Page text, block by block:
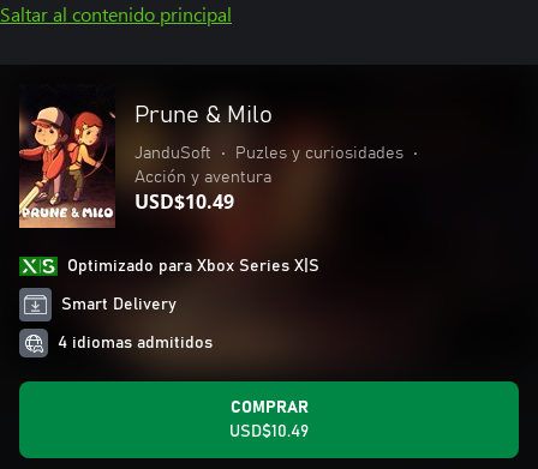
Saltar al contenido principal
Prune & Milo
JanduSoft • Puzles y curiosidades
•
Acción y aventura
USD$10.49
Optimizado para Xbox Series X|S
Smart Delivery
4 idiomas admitidos
COMPRAR
USD$10.49